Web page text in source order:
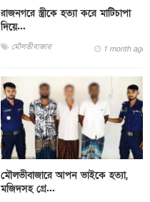
রাজনগরে স্ত্রীকে হত্যা করে মাটিচাপা
দিয়ে...
মৌলভীবাজার 1 month ago
মৌলভীবাজারে আপন ভাইকে হত্যা,
মজিদসহ গ্রে...